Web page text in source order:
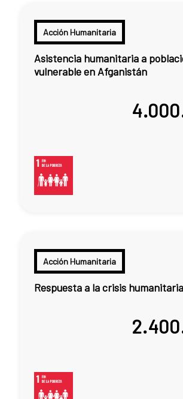
Acción Humanitaria
Asistencia humanitaria a
vulnerable en Afganistán
Acción Humanitaria
Respuesta a la crisis